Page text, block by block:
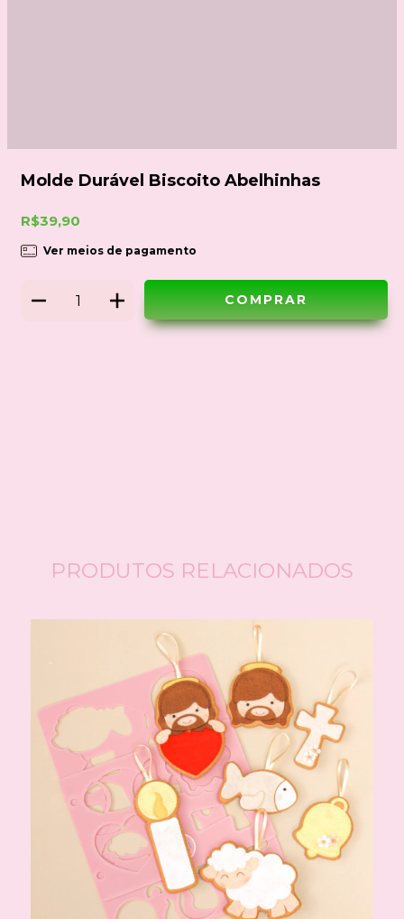
Molde Durável Biscoito Abelhinhas
R$39,90
Ver meios de pagamento
PRODUTOS RELACIONADOS